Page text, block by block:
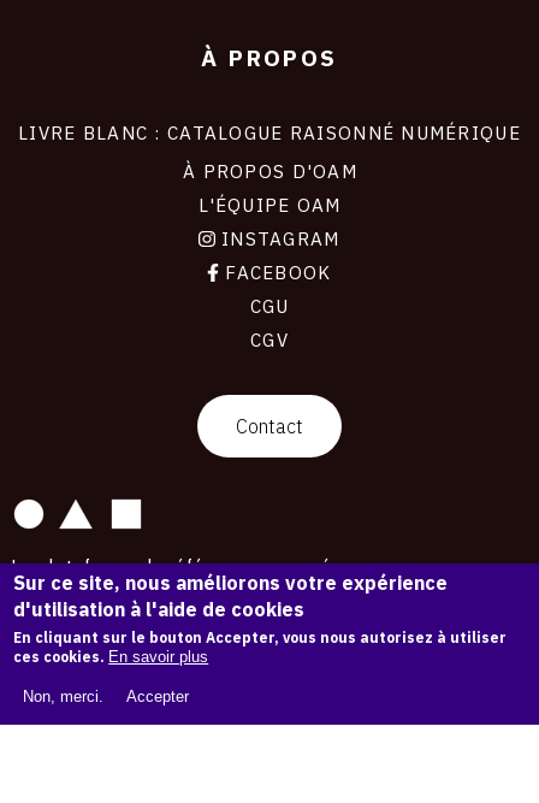
À PROPOS
LIVRE BLANC : CATALOGUE RAISONNÉ NUMÉRIQUE
À PROPOS D'OAM
L'ÉQUIPE OAM
INSTAGRAM
FACEBOOK
CGU
CGV
Contact
La plateforme de référence pour créer,
conserver et promouvoir l'Histoire de l'Art.
Des catalogues raisonnés aux archives
d'expositions.
43 178 œuvres d'art — 7 586 expositions
Copyright © OAM 2026. Tous droits réservés.
Sur ce site, nous améliorons votre expérience
d'utilisation à l'aide de cookies
En cliquant sur le bouton Accepter, vous nous autorisez à utiliser
ces cookies. En savoir plus
Non, merci. Accepter